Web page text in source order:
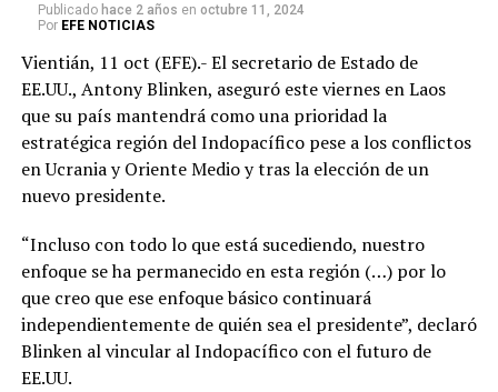
Publicado hace 2 años en octubre 11, 2024
Por EFE NOTICIAS
Vientián, 11 oct (EFE).- El secretario de Estado de
EE.UU., Antony Blinken, aseguró este viernes en Laos
que su país mantendrá como una prioridad la
estratégica región del Indopacífico pese a los conflictos
en Ucrania y Oriente Medio y tras la elección de un
nuevo presidente.
“Incluso con todo lo que está sucediendo, nuestro
enfoque se ha permanecido en esta región (…) por lo
que creo que ese enfoque básico continuará
independientemente de quién sea el presidente”, declaró
Blinken al vincular al Indopacífico con el futuro de
EE.UU.